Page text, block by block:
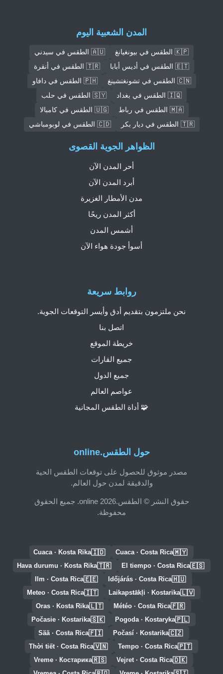
المدن الشعبية اليوم
🇰🇵 الطقس في بيونغيانغ
🇦🇺 الطقس في سيدني
🇪🇹 الطقس في أديس أبابا
🇹🇷 الطقس في أنقرة
🇨🇳 الطقس في تشونغتشينغ
🇵🇭 الطقس في دافاو
🇮🇶 الطقس في بغداد
🇸🇾 الطقس في حلب
🇲🇦 الطقس في رباط
🇺🇬 الطقس في كامبالا
🇹🇷 الطقس في ديار بكر
🇨🇩 الطقس في لوبومباشي
حول الطقس.online
مصدر موثوق للحصول على توقعات الطقس الحية
والدقيقة لمدن حول العالم.
حقوق النشر © الطقس.online 2026. جميع الحقوق
محفوظة.
روابط سريعة
نحن ملتزمون بتقديم أدق وأيسر التوقعات الجوية.
اتصل بنا
خريطة الموقع
جميع القارات
جميع الدول
عواصم العالم
🧩 أداة الطقس المجانية
الظواهر الجوية القصوى
أحر المدن الآن
أبرد المدن الآن
مدن الأمطار الغزيرة
أكثر المدن ريحًا
أشمس المدن
أسوأ جودة هواء الآن
🇲🇾
Cuaca · Costa Rica
🇮🇩
Cuaca · Kosta Rika
🇪🇸
El tiempo · Costa Rica
🇹🇷
Hava durumu · Kosta Rika
🇭🇺
Időjárás · Costa Rica
🇪🇪
Ilm · Costa Rica
🇱🇻
Laikapstākļi · Kostarika
🇮🇹
Meteo · Costa Rica
🇫🇷
Météo · Costa Rica
🇱🇹
Oras · Kosta Rika
🇵🇱
Pogoda · Kostaryka
🇸🇰
Počasie · Kostarika
🇨🇿
Počasí · Kostarika
🇫🇮
Sää · Costa Rica
🇵🇹
Tempo · Costa Rica
🇻🇳
Thời tiết · Costa Rica
🇩🇰
Vejret · Costa Rica
🇷🇸
Vreme · Костарика